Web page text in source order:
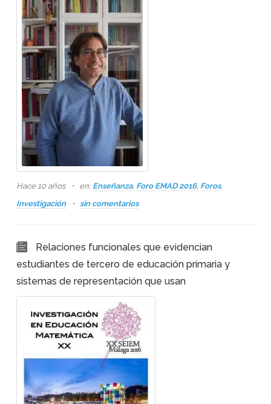
Hace 10 años en: Enseñanza, Foro EMAD 2016, Foros,
Investigación
sin comentarios
Relaciones funcionales que evidencian
estudiantes de tercero de educación primaria y
sistemas de representación que usan